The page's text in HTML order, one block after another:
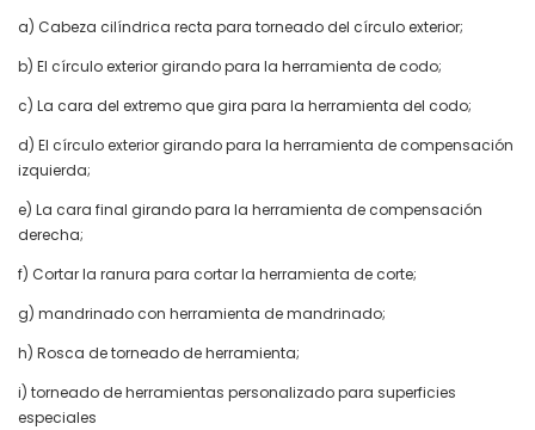
a) Cabeza cilíndrica recta para torneado del círculo exterior;
b) El círculo exterior girando para la herramienta de codo;
c) La cara del extremo que gira para la herramienta del codo;
d) El círculo exterior girando para la herramienta de compensación
izquierda;
e) La cara final girando para la herramienta de compensación
derecha;
f) Cortar la ranura para cortar la herramienta de corte;
g) mandrinado con herramienta de mandrinado;
h) Rosca de torneado de herramienta;
i) torneado de herramientas personalizado para superficies
especiales